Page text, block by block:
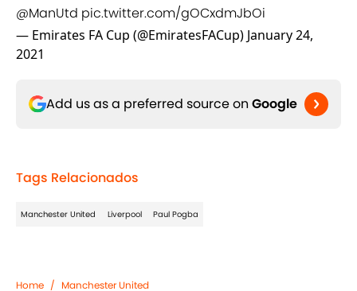
@ManUtd pic.twitter.com/gOCxdmJbOi
— Emirates FA Cup (@EmiratesFACup) January 24,
2021
Add us as a preferred source on Google
Tags Relacionados
Manchester United Liverpool Paul Pogba
Home / Manchester United